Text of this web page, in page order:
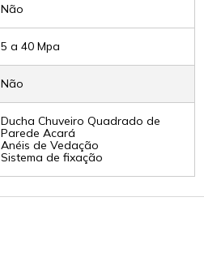
Não
5 a 40 Mpa
Não
Ducha Chuveiro Quadrado de
Parede Acará
Anéis de Vedação
Sistema de fixação